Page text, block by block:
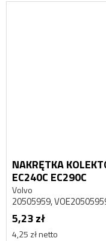
NAKRĘTKA
EC240C EC290C
Volvo
20505959,
5,23 zł
4,25 zł netto